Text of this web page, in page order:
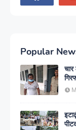
Popular